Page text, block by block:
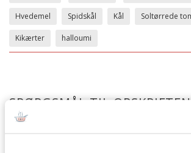
Hvedemel Spidskål Kål Soltørrede
Kikærter halloumi
SPØRGSMÅL TIL
Har du spørgsmål til opskriften eller lyst til at